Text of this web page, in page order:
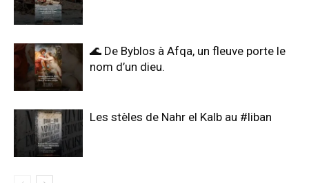
🌊 De Byblos à Afqa, un fleuve porte le
nom d’un dieu.
Les stèles de Nahr el Kalb au #liban